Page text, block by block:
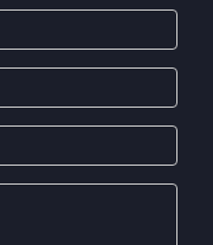
su casa rápidamente
para
puede ser muy